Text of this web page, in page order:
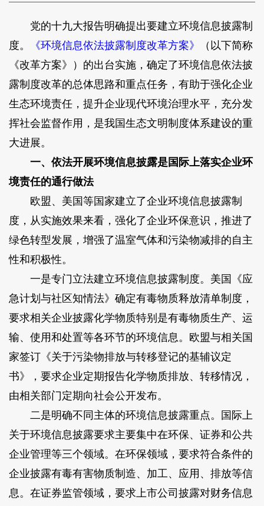
党的十九大报告明确提出要建立环境信息披露制
度。
《环境信息依法披露制度改革方案》
（以下简称
《改革方案》）的出台实施，确定了环境信息依法披
露制度改革的总体思路和重点任务，有助于强化企业
生态环境责任，提升企业现代环境治理水平，充分发
挥社会监督作用，是我国生态文明制度体系建设的重
大进展。
一、依法开展环境信息披露是国际上落实企业环
境责任的通行做法
欧盟、美国等国家建立了企业环境信息披露制
度，从实施效果来看，强化了企业环保意识，推进了
绿色转型发展，增强了温室气体和污染物减排的自主
性和积极性。
一是专门立法建立环境信息披露制度。美国《应
急计划与社区知情法》确定有毒物质释放清单制度，
要求相关企业披露化学物质特别是有毒物质生产、运
输、使用和处置等各环节的环境信息。欧盟与相关国
家签订《关于污染物排放与转移登记的基辅议定
书》，要求企业定期报告化学物质排放、转移情况，
由相关部门定期向社会公开发布。
二是明确不同主体的环境信息披露重点。国际上
关于环境信息披露要求主要集中在环保、证券和公共
企业管理等三个领域。在环保领域，要求符合条件的
企业披露有毒有害物质制造、加工、应用、排放等信
息。在证券监管领域，要求上市公司披露对财务信息